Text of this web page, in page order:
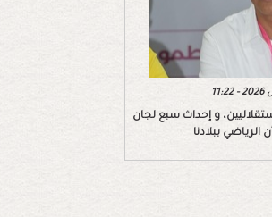
و إحداث سبع لجان